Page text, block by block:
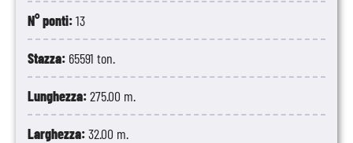
N° ponti:13
Stazza: 65591 ton.
Lunghezza:275.00 m.
Larghezza:32.00 m.